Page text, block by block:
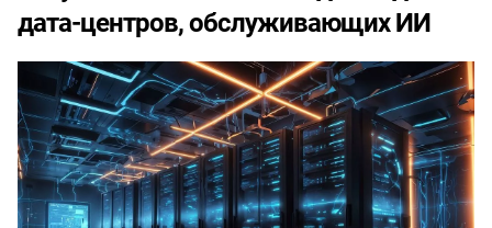
дата-центров, обслуживающих ИИ